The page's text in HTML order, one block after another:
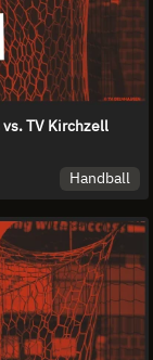
TV Kirchzell
Handball